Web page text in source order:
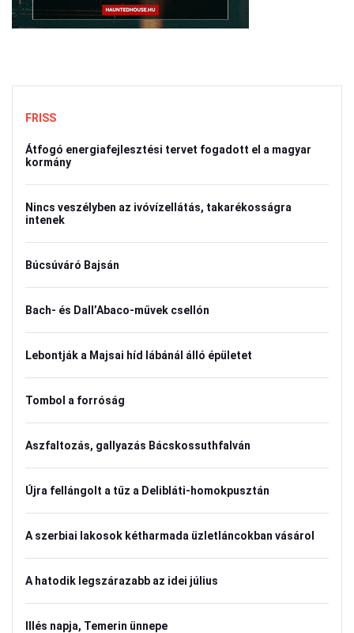
FRISS
Átfogó energiafejlesztési tervet fogadott el a magyar
kormány
Nincs veszélyben az ivóvízellátás, takarékosságra
intenek
Búcsúváró Bajsán
Bach- és Dall’Abaco-művek csellón
Lebontják a Majsai híd lábánál álló épületet
Tombol a forróság
Aszfaltozás, gallyazás Bácskossuthfalván
Újra fellángolt a tűz a Delibláti-homokpusztán
A szerbiai lakosok kétharmada üzletláncokban vásárol
A hatodik legszárazabb az idei július
Illés napja, Temerin ünnepe